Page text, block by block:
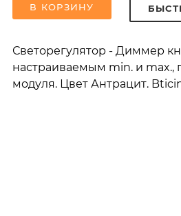
В КОРЗИНУ
Светорегулятор - Диммер
настраиваемым min. и max.,
модуля. Цвет Антрацит.